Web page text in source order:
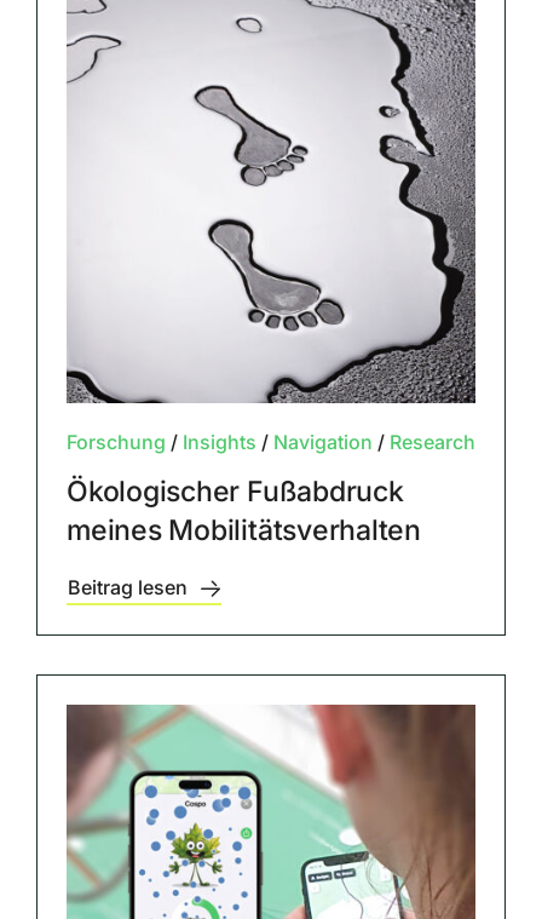
Forschung / Insights / Navigation / Research
Ökologischer Fußabdruck
meines Mobilitätsverhalten
Beitrag lesen